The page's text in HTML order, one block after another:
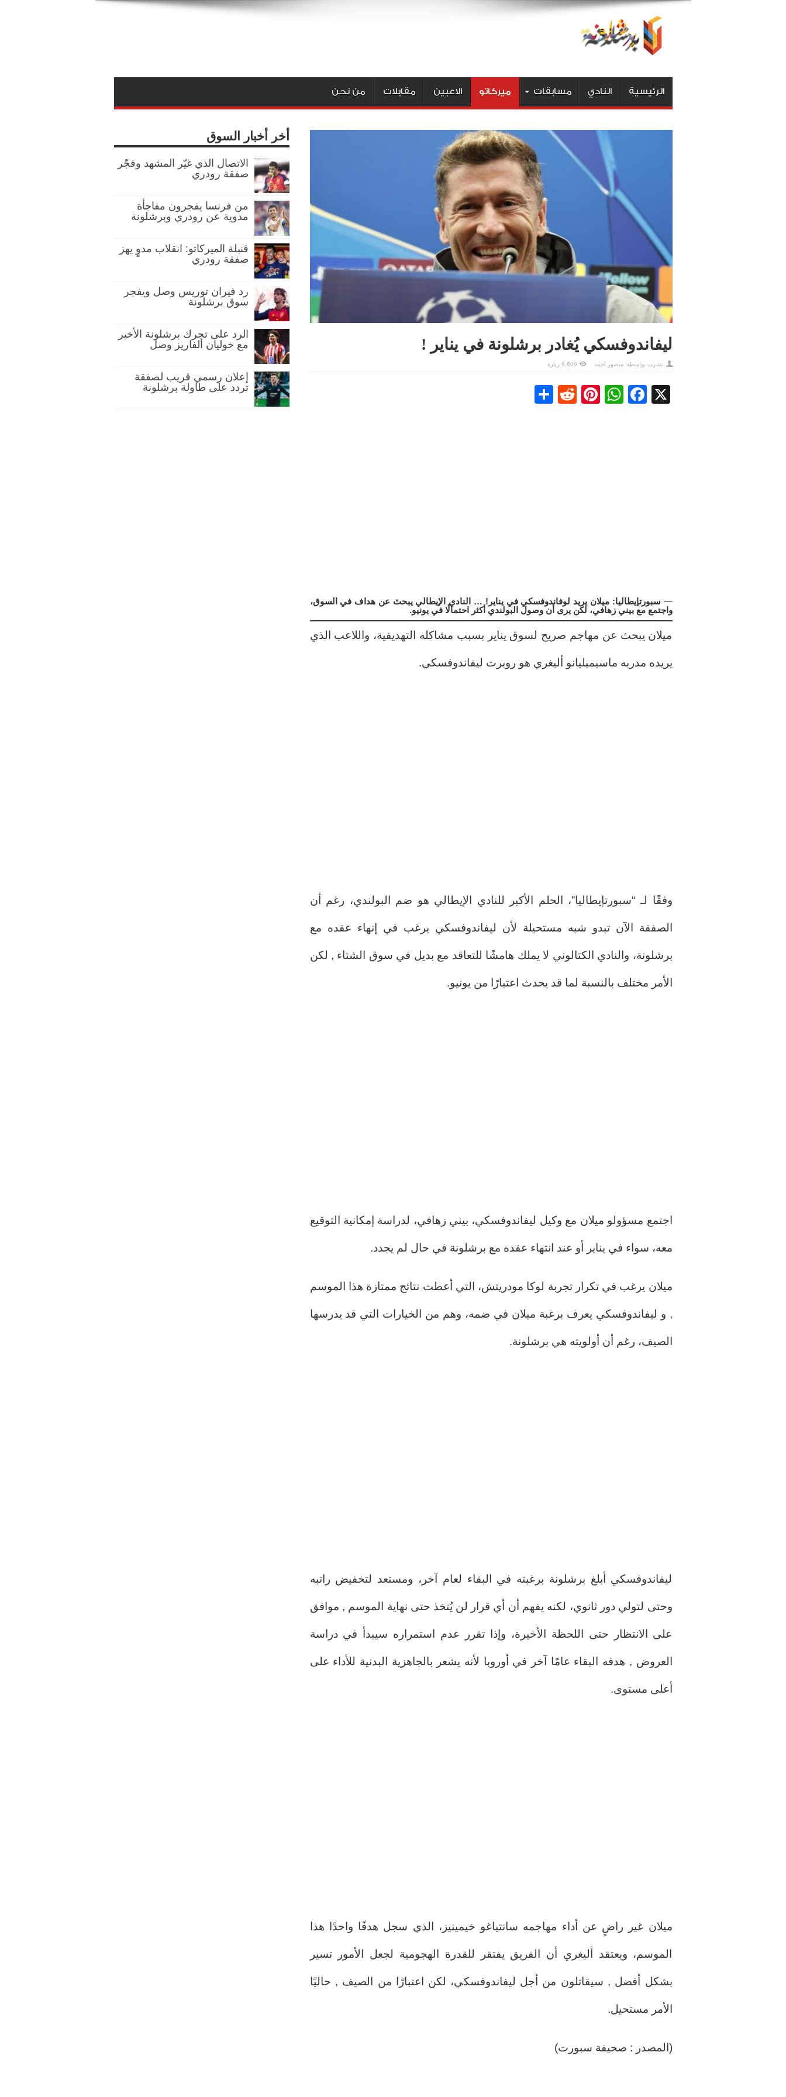
الرئيسية النادي مسابقات ميركاتو الاعبين مقابلات من نحن
ليفاندوفسكي يُغادر برشلونة في يناير !
نشرت بواسطة:منصور أحمد 9,609 زيارة
X
Facebook
WhatsApp
Pinterest
Reddit
— سبورتإيطاليا: ميلان يريد لوفاندوفسكي في يناير! … النادي الإيطالي يبحث عن هداف في السوق،
واجتمع مع بيني زهافي، لكن يرى أن وصول البولندي أكثر احتمالًا في يونيو.
ميلان يبحث عن مهاجم صريح لسوق يناير بسبب مشاكله التهديفية، واللاعب الذي
يريده مدربه ماسيميليانو أليغري هو روبرت ليفاندوفسكي.
وفقًا لـ “سبورتإيطاليا”، الحلم الأكبر للنادي الإيطالي هو ضم البولندي، رغم أن
الصفقة الآن تبدو شبه مستحيلة لأن ليفاندوفسكي يرغب في إنهاء عقده مع
برشلونة، والنادي الكتالوني لا يملك هامشًا للتعاقد مع بديل في سوق الشتاء , لكن
الأمر مختلف بالنسبة لما قد يحدث اعتبارًا من يونيو.
اجتمع مسؤولو ميلان مع وكيل ليفاندوفسكي، بيني زهافي، لدراسة إمكانية التوقيع
معه، سواء في يناير أو عند انتهاء عقده مع برشلونة في حال لم يجدد.
ميلان يرغب في تكرار تجربة لوكا مودريتش، التي أعطت نتائج ممتازة هذا الموسم
, و ليفاندوفسكي يعرف برغبة ميلان في ضمه، وهم من الخيارات التي قد يدرسها
الصيف، رغم أن أولويته هي برشلونة.
ليفاندوفسكي أبلغ برشلونة برغبته في البقاء لعام آخر، ومستعد لتخفيض راتبه
وحتى لتولي دور ثانوي، لكنه يفهم أن أي قرار لن يُتخذ حتى نهاية الموسم , موافق
على الانتظار حتى اللحظة الأخيرة، وإذا تقرر عدم استمراره سيبدأ في دراسة
العروض , هدفه البقاء عامًا آخر في أوروبا لأنه يشعر بالجاهزية البدنية للأداء على
أعلى مستوى.
ميلان غير راضٍ عن أداء مهاجمه سانتياغو خيمينيز، الذي سجل هدفًا واحدًا هذا
الموسم، ويعتقد أليغري أن الفريق يفتقر للقدرة الهجومية لجعل الأمور تسير
بشكل أفضل , سيقاتلون من أجل ليفاندوفسكي، لكن اعتبارًا من الصيف , حاليًا
الأمر مستحيل.
(المصدر : صحيفة سبورت)
أخر أخبار السوق
الاتصال الذي غيّر المشهد وفجّر
صفقة رودري
من فرنسا يفجرون مفاجأة
مدوية عن رودري وبرشلونة
قنبلة الميركاتو: انقلاب مدوٍ يهز
صفقة رودري
رد فيران توريس وصل ويفجر
سوق برشلونة
الرد على تحرك برشلونة الأخير
مع خوليان ألفاريز وصل
إعلان رسمي قريب لصفقة
تردد على طاولة برشلونة